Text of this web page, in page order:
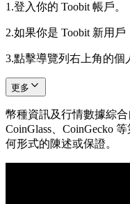
1.登入你的 Toobit 帳戶。
2.如果你是 Toobit 新用戶
3.點擊導覽列右上角的個
更多
幣種資訊及行情數據綜合
CoinGlass、CoinGecko
何形式的陳述或保證。